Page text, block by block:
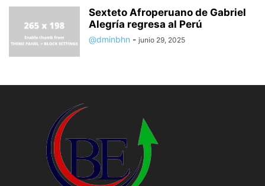
Sexteto Afroperuano de Gabriel
Alegría regresa al Perú
@dminbhn - junio 29, 2025